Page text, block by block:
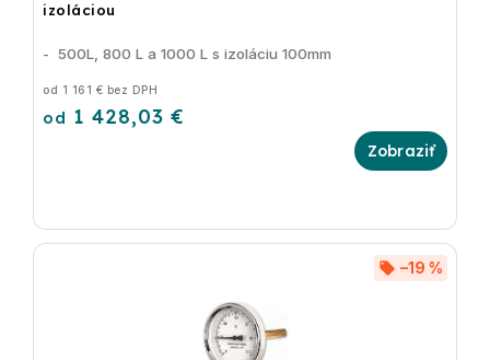
izoláciou
od 1 161 € bez DPH
od 1 428,03 €
- 500L, 800 L a 1000 L s izoláciu 100mm
–19 %